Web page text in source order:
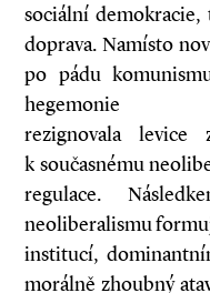
sociální
doprava. Namísto
po pádu
hegemonie
rezignovala levice
k současnému
regulace.
neoliberalismu
institucí,
morálně zhoubný